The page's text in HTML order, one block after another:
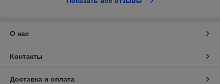
О нас
Контакты
Доставка и оплата